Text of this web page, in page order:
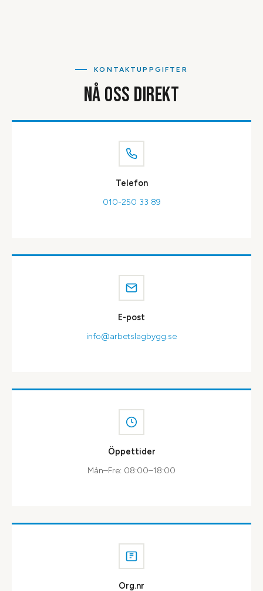
KONTAKTUPPGIFTER
NÅ OSS DIREKT
Telefon
010-250 33 89
E-post
info@arbetslagbygg.se
Öppettider
Mån–Fre: 08:00–18:00
Org.nr